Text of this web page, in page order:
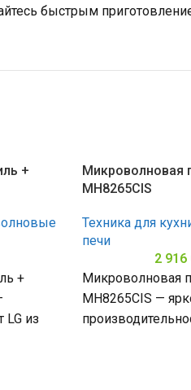
быстрым
+
+
LG из
Микроволновая
MH8265CIS
Техника для
печи
2 916
Микроволновая
MH8265CIS —